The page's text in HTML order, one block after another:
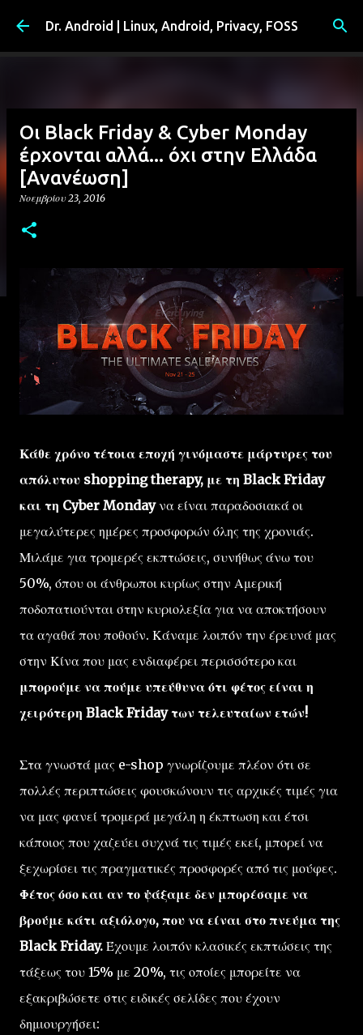
Μετάβαση στο κύριο περιεχόμενο
Dr. Android | Linux, Android, Privacy, FOSS
Οι Black Friday & Cyber Monday
έρχονται αλλά... όχι στην Ελλάδα
[Ανανέωση]
Νοεμβρίου 23, 2016
Κάθε χρόνο τέτοια εποχή γινόμαστε μάρτυρες του
απόλυτου shopping therapy, με τη Black Friday
και τη Cyber Mondayνα είναι παραδοσιακά οι
μεγαλύτερες ημέρες προσφορών όλης της χρονιάς.
Μιλάμε για τρομερές εκπτώσεις, συνήθως άνω του
50%, όπου οι άνθρωποι κυρίως στην Αμερική
ποδοπατιούνται στην κυριολεξία για να αποκτήσουν
τα αγαθά που ποθούν. Κάναμε λοιπόν την έρευνά μας
στην Κίνα που μας ενδιαφέρει περισσότερο και
μπορούμε να πούμε υπεύθυνα ότι φέτος είναι η
χειρότερη Black Friday των τελευταίων ετών!
Στα γνωστά μας e-shop γνωρίζουμε πλέον ότι σε
πολλές περιπτώσεις φουσκώνουν τις αρχικές τιμές για
να μας φανεί τρομερά μεγάλη η έκπτωση και έτσι
κάποιος που χαζεύει συχνά τις τιμές εκεί, μπορεί να
ξεχωρίσει τις πραγματικές προσφορές από τις μούφες.
Φέτος όσο και αν το ψάξαμε δεν μπορέσαμε να
βρούμε κάτι αξιόλογο, που να είναι στο πνεύμα της
Black Friday. Έχουμε λοιπόν κλασικές εκπτώσεις της
τάξεως του 15% με 20%, τις οποίες μπορείτε να
εξακριβώσετε στις ειδικές σελίδες που έχουν
δημιουργήσει: